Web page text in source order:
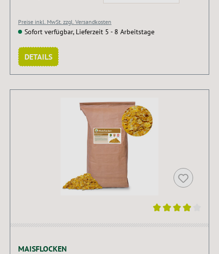
Preise inkl. MwSt. zzgl. Versandkosten
Sofort verfügbar, Lieferzeit 5 - 8 Arbeitstage
DETAILS
MAISFLOCKEN